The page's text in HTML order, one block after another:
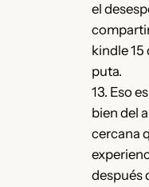
el
kindle 15
puta.
13. Eso
bien del
cercana
después